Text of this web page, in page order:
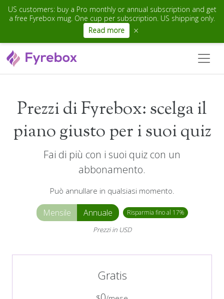
US customers: buy a Pro monthly or annual subscription and get
a free Fyrebox mug. One cup per subscription. US shipping only.
Read more
×
Prezzi di Fyrebox: scelga il
piano giusto per i suoi quiz
Fai di più con i suoi quiz con un
abbonamento.
Può annullare in qualsiasi momento.
Mensile Annuale Risparmia fino al 17%
Prezzi in USD
Gratis